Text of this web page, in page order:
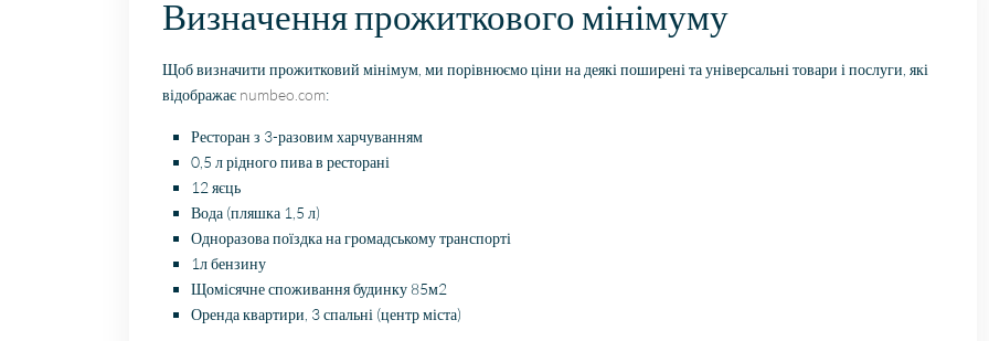
Визначення прожиткового мінімуму
Щоб визначити прожитковий мінімум, ми порівнюємо ціни на деякі поширені та універсальні товари і послуги, які
відображає numbeo.com:
Ресторан з 3-разовим харчуванням
0,5 л рідного пива в ресторані
12 яєць
Вода (пляшка 1,5 л)
Одноразова поїздка на громадському транспорті
1л бензину
Щомісячне споживання будинку 85м2
Оренда квартири, 3 спальні (центр міста)